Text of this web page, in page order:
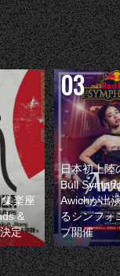
楽座
&
定
日本初上陸
Bull
Awichが出
るシンフォ
ブ開催